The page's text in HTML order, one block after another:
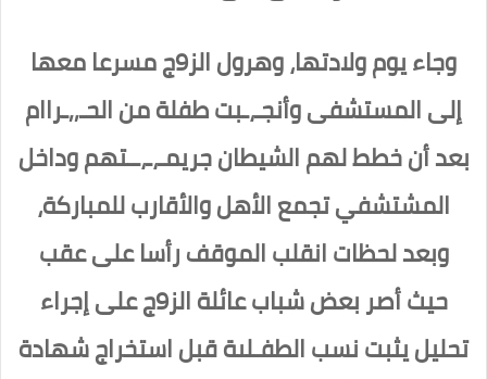
وجاء يوم ولادتها، وهرول الز9ج مسرعا معها
إلى المستشفى وأنجـ،ـبت طفلة من الحـ,,ـراام
بعد أن خطط لهم الشيطان جريمـ،ـ،ــتهم وداخل
المشتشفي تجمع الأهل والأقارب للمباركة،
وبعد لحظات انقلب الموقف رأسا على عقب
حيث أصر بعض شباب عائلة الز9ج على إجراء
تحليل يثبت نسب الطفـلىة قبل استخراج شهادة